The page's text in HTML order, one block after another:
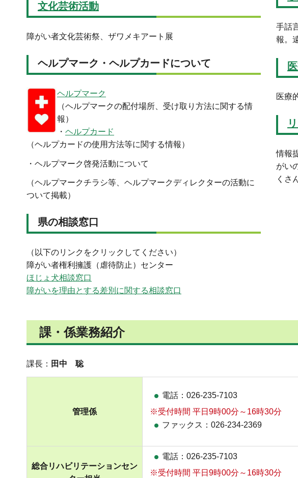
文化芸術活動
障がい者文化芸術祭、ザワメキアート展
ヘルプマーク・ヘルプカードについて
ヘルプマーク
（ヘルプマークの配付場所、受け取り方法に関する情
報）
・ ヘルプカード
（ヘルプカードの使用方法等に関する情報）
・ヘルプマーク啓発活動について
（ヘルプマークチラシ等、ヘルプマークディレクターの活動に
ついて掲載）
県の相談窓口
（以下のリンクをクリックしてください）
障がい者権利擁護（虐待防止）センター
ほじょ犬相談窓口
障がいを理由とする差別に関する相談窓口
手話
報。
医療
情報
がい
くさ
課・係業務紹介
課長： 田中 聡
管理係
電話：026-235-7103
※受付時間 平日9時00分～16時30分
ファックス：026-234-2369
総合リハビリテーションセン
電話：026-235-7103
※受付時間 平日9時00分～16時30分